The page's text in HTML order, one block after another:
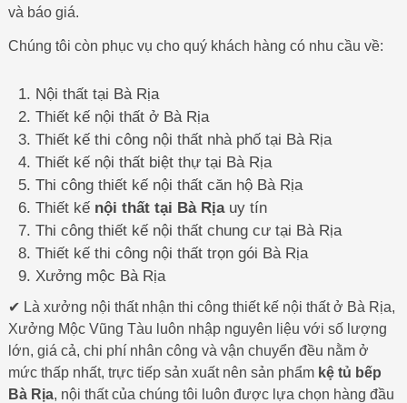
và báo giá.
Chúng tôi còn phục vụ cho quý khách hàng có nhu cầu về:
Nội thất tại Bà Rịa
Thiết kế nội thất ở Bà Rịa
Thiết kế thi công nội thất nhà phố tại Bà Rịa
Thiết kế nội thất biệt thự tại Bà Rịa
Thi công thiết kế nội thất căn hộ Bà Rịa
Thiết kế nội thất tại Bà Rịauy tín
Thi công thiết kế nội thất chung cư tại Bà Rịa
Thiết kế thi công nội thất trọn gói Bà Rịa
Xưởng mộc Bà Rịa
✔ Là xưởng nội thất nhận thi công thiết kế nội thất ở Bà Rịa,
Xưởng Mộc Vũng Tàu luôn nhập nguyên liệu với số lượng
lớn, giá cả, chi phí nhân công và vận chuyển đều nằm ở
mức thấp nhất, trực tiếp sản xuất nên sản phẩm kệ tủ bếp
Bà Rịa, nội thất của chúng tôi luôn được lựa chọn hàng đầu